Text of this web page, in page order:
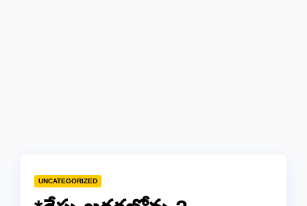
UNCATEGORIZED